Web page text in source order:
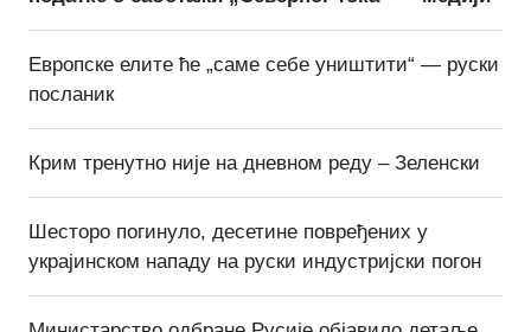
Европске елите ће „саме себе уништити“ — руски
посланик
Крим тренутно није на дневном реду – Зеленски
Шесторо погинуло, десетине повређених у
украјинском нападу на руски индустријски погон